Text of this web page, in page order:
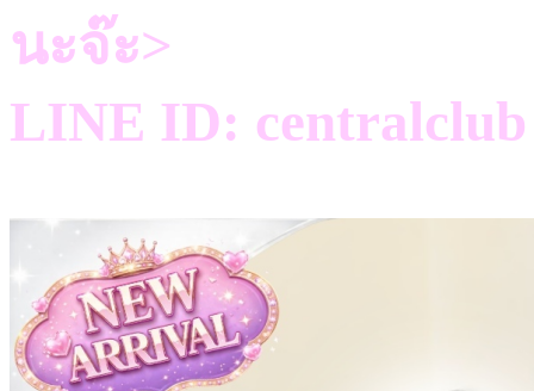
นะจ๊ะ>
LINE ID: centralclub